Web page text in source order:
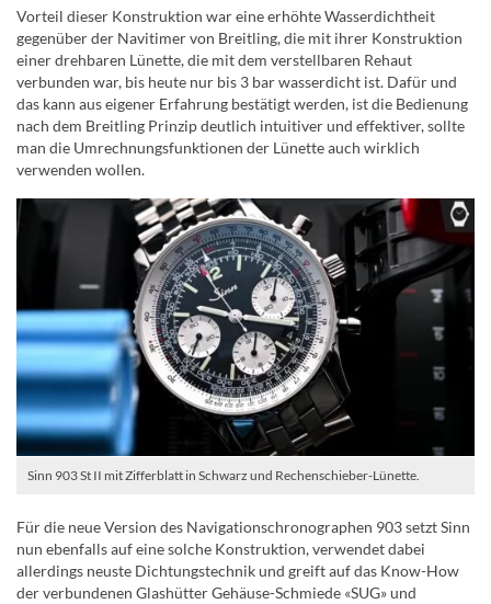
Vorteil dieser Konstruktion war eine erhöhte Wasserdichtheit
gegenüber der Navitimer von Breitling, die mit ihrer Konstruktion
einer drehbaren Lünette, die mit dem verstellbaren Rehaut
verbunden war, bis heute nur bis 3 bar wasserdicht ist. Dafür und
das kann aus eigener Erfahrung bestätigt werden, ist die Bedienung
nach dem Breitling Prinzip deutlich intuitiver und effektiver, sollte
man die Umrechnungsfunktionen der Lünette auch wirklich
verwenden wollen.
Sinn 903 St II mit Zifferblatt in Schwarz und Rechenschieber-Lünette.
Für die neue Version des Navigationschronographen 903 setzt Sinn
nun ebenfalls auf eine solche Konstruktion, verwendet dabei
allerdings neuste Dichtungstechnik und greift auf das Know-How
der verbundenen Glashütter Gehäuse-Schmiede «SUG» und